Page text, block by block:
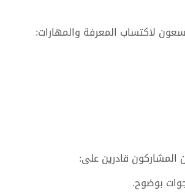
لاكتساب المعرفة والمهارات:
المشاركون قادرين على:
بوضوح.